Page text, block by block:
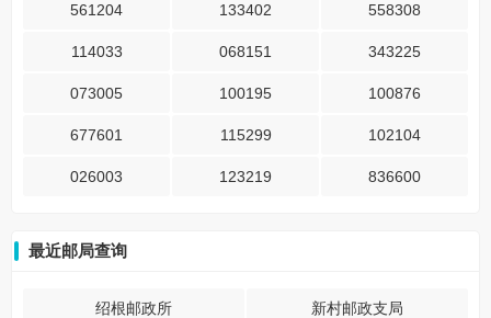
561204 133402 558308
114033 068151 343225
073005 100195 100876
677601 115299 102104
026003 123219 836600
最近邮局查询
绍根邮政所 新村邮政支局